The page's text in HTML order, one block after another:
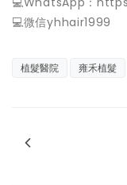
💻微信yhhair1999
植髮醫院 雍禾植髮